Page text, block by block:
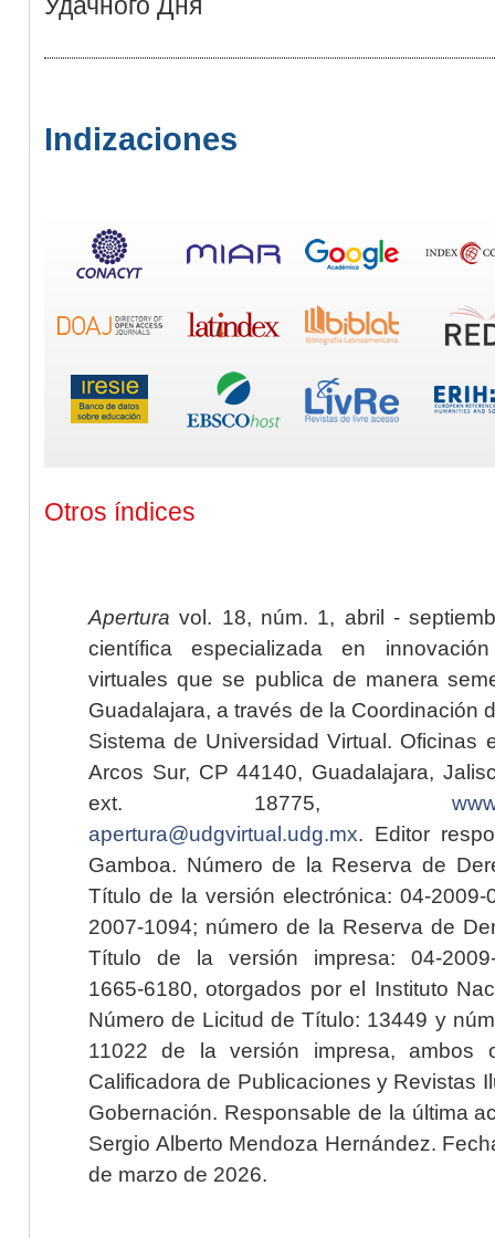
Indizaciones
Otros índices
Apertura vol. 18, núm. 1, abril -
científica especializada en
virtuales que se publica de manera
Guadalajara, a través de la Coordinación
Sistema de Universidad Virtual. Oficinas
Arcos Sur, CP 44140, Guadalajara,
ext. 18775,
apertura@udgvirtual.udg.mx. Editor
Gamboa. Número de la Reserva de
Título de la versión electrónica: 04-2009-
2007-1094; número de la Reserva de
Título de la versión impresa: 04-2009-
1665-6180, otorgados por el Instituto
Número de Licitud de Título: 13449 y
11022 de la versión impresa, ambos
Calificadora de Publicaciones y Revistas
Gobernación. Responsable de la última
Sergio Alberto Mendoza Hernández.
de marzo de 2026.